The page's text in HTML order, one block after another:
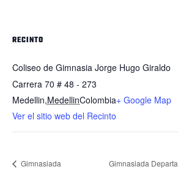
RECINTO
Coliseo de Gimnasia Jorge Hugo Giraldo
Carrera 70 # 48 - 273
Medellin,MedellinColombia+ Google Map
Ver el sitio web del Recinto
Gimnasiada
Gimnasiada